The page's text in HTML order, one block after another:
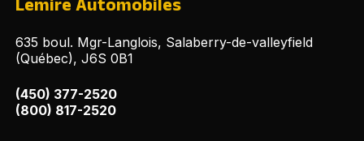
635 boul. Mgr-Langlois, Salaberry-de-valleyfield
(Québec), J6S 0B1
(450) 377-2520
(800) 817-2520